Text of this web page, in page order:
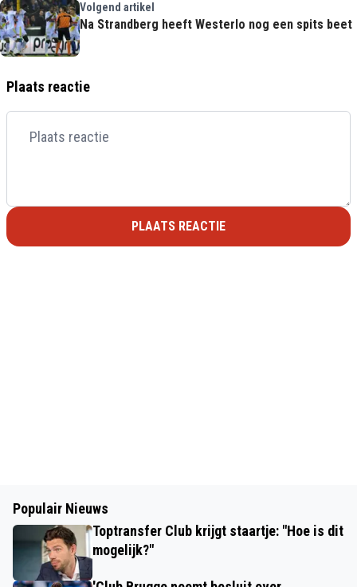
Volgend artikel
Na Strandberg heeft Westerlo nog een spits beet
Plaats reactie
PLAATS REACTIE
Populair Nieuws
Toptransfer Club krijgt staartje: "Hoe is dit
mogelijk?"